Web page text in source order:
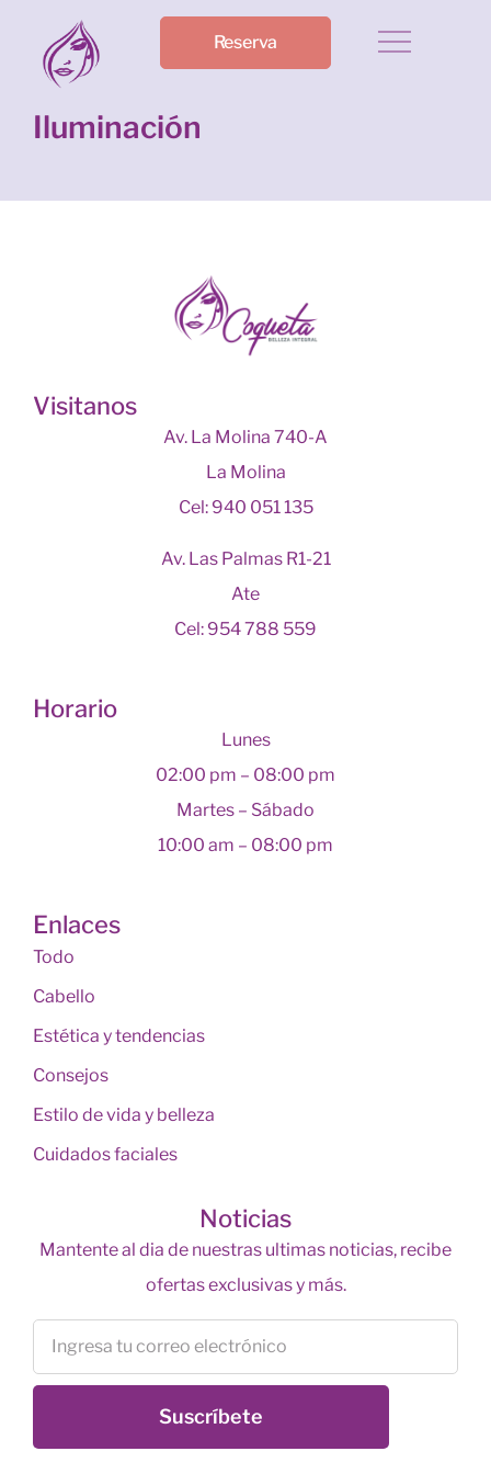
Reserva
Iluminación
Visitanos
Av. La Molina 740-A
La Molina
Cel: 940 051 135
Av. Las Palmas R1-21
Ate
Cel: 954 788 559
Horario
Lunes
02:00 pm – 08:00 pm
Martes – Sábado
10:00 am – 08:00 pm
Enlaces
Todo
Cabello
Estética y tendencias
Consejos
Estilo de vida y belleza
Cuidados faciales
Noticias
Mantente al dia de nuestras ultimas noticias, recibe
ofertas exclusivas y más.
Suscríbete